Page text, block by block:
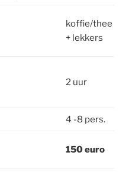
koffie/thee
+ lekkers
2 uur
4 -8 pers.
150 euro